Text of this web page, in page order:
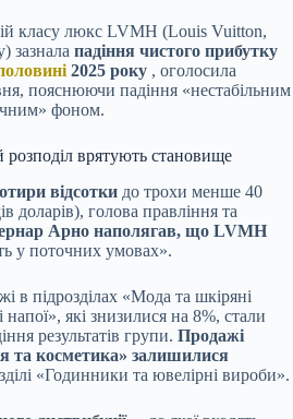
класу люкс LVMH (Louis Vuitton,
зазнала падіння чистого прибутку
2025 року , оголосила
пояснюючи падіння «нестабільним
фоном.
розподіл врятують становище
відсотки до трохи менше 40
доларів), голова правління та
Арно наполягав, що LVMH
у поточних умовах».
в підрозділах «Мода та шкіряні
які знизилися на 8%, стали
результатів групи. Продажі
та косметика» залишилися
«Годинники та ювелірні вироби».